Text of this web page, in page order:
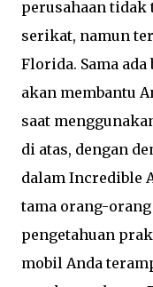
perusahaan
serikat, namun
Florida. Sama
akan membantu
saat
di atas, dengan
dalam Incredible
tama orang-
pengetahuan
mobil Anda